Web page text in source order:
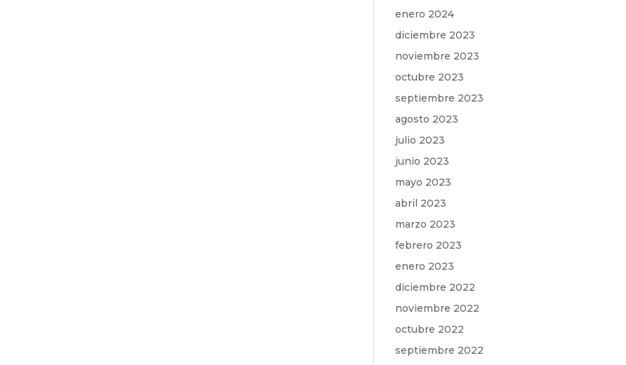
enero 2024
diciembre 2023
noviembre 2023
octubre 2023
septiembre 2023
agosto 2023
julio 2023
junio 2023
mayo 2023
abril 2023
marzo 2023
febrero 2023
enero 2023
diciembre 2022
noviembre 2022
octubre 2022
septiembre 2022